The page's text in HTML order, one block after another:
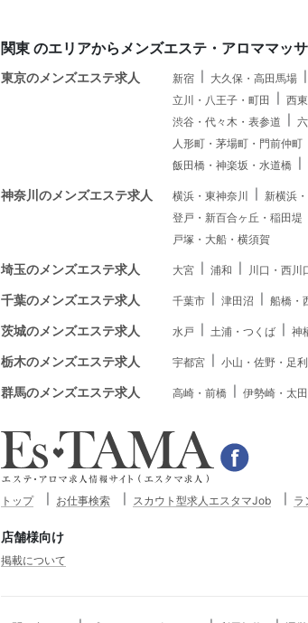
関東 のエリアからメンズエステ・アロママッ
東京のメンズエステ求人 新宿 大久保・高田馬場
立川・八王子・町田
西
渋谷・代々木・表参道
人形町・茅場町・門前仲町
飯田橋・神楽坂・水道橋
神奈川のメンズエステ求人 横浜・東神奈川 新横浜
登戸・新百合ヶ丘・稲田堤
戸塚・大船・横須賀
埼玉のメンズエステ求人 大宮 浦和 川口・西川
千葉のメンズエステ求人 千葉市 津田沼 船橋・
茨城のメンズエステ求人 水戸 土浦・つくば 神
栃木のメンズエステ求人 宇都宮 小山・佐野・足利
群馬のメンズエステ求人 高崎・前橋 伊勢崎・太田
トップ お仕事検索 スカウト型求人エスタマJob ラ
店舗様向け
掲載について